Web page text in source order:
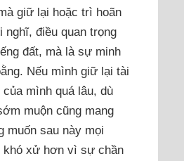
giữ lại hoặc trì hoãn
nghĩ, điều quan trọng
đất, mà là sự minh
Nếu mình giữ lại tài
mình quá lâu, dù
muộn cũng mang
muốn sau này mọi
khó xử hơn vì sự chần